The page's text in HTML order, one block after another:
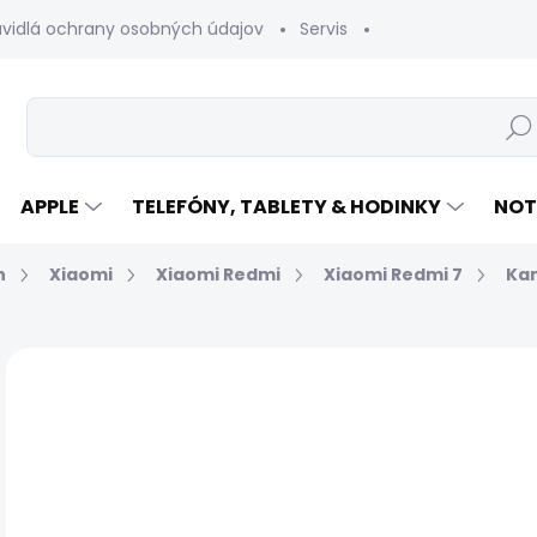
ochrany osobných údajov Servis
Hľadať
APPLE TELEFÓNY, TABLETY & HODINKY
Xiaomi Xiaomi Redmi Xiaomi Redmi 7